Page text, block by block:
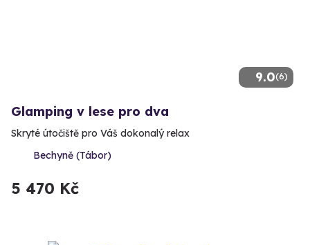
9.0(6)
Glamping v lese pro dva
Skryté útočiště pro Váš dokonalý relax
Bechyně (Tábor)
5 470 Kč